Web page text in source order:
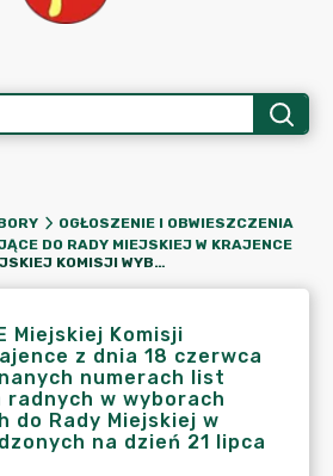
OGŁOSZENIE I OBWIESZCZENIA
DO RADY MIEJSKIEJ W KRAJENCE
OBWIESZCZENIE MIEJSKIEJ KOMISJI WYBORCZEJ W KRAJENCE Z DNIA 18 CZERWCA 2024 R. O PRZYZNANYCH NUMERACH LIST KANDYDATÓW NA RADNYCH W WYBORACH UZUPEŁNIAJĄCYCH DO RADY MIEJSKIEJ W KRAJENCE ZARZĄDZONYCH NA DZIEŃ 21 LIPCA 2024 R.
Miejskiej Komisji
z dnia 18 czerwca
numerach list
w wyborach
do Rady Miejskiej w
na dzień 21 lipca